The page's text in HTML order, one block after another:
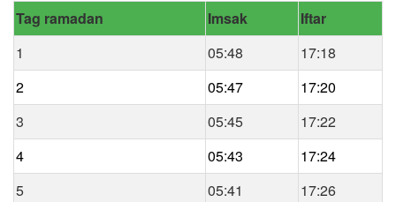
Tag ramadan Imsak
Iftar
1
05:48
17:18
2
05:47
17:20
3
05:45
17:22
4
05:43
17:24
5
05:41
17:26